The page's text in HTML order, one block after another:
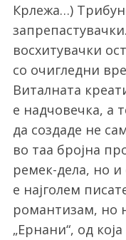
Крлежа…)
восхитувачки
со очигледни
Виталната
е надчовечка, а
да создаде не
во таа бројна
ремек-дела, но
е најголем
романтизам, но
„Ернани“, од